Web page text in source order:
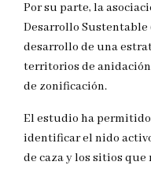
Por su parte, la
Desarrollo Sustentable
desarrollo de una
territorios de
de zonificación.
El estudio ha
identificar el nido
de caza y los sitios